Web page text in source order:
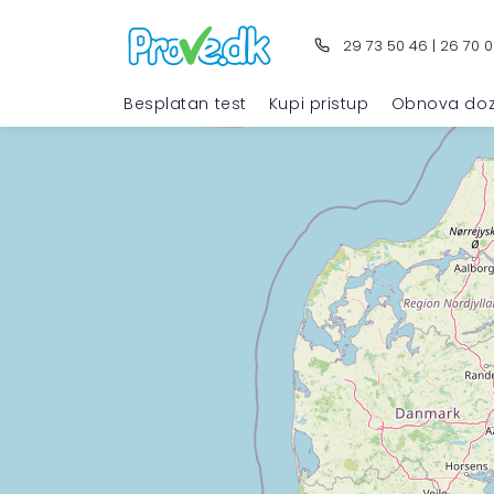
29 73 50 46 | 26 70
Besplatan test Kupi pristup Obnova